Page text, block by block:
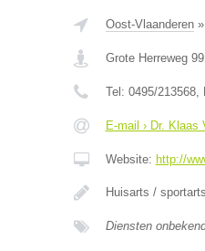
Oost-Vlaanderen»
Grote Herreweg 99
Tel: 0495/213568,
E-mail › Dr. Klaas
Website: http://
Huisarts / sportarts
Diensten